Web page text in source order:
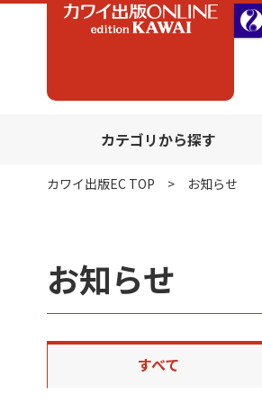
カテゴリから探す
カワイ出版EC TOP お知らせ
お知らせ
すべて